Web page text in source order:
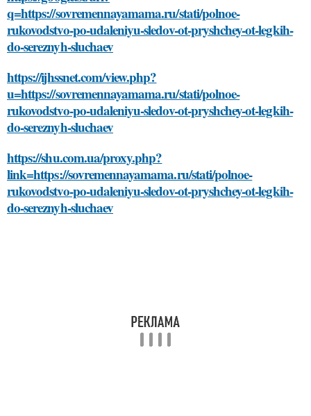
q=https://sovremennayamama.ru/stati/polnoe-
rukovodstvo-po-udaleniyu-sledov-ot-pryshchey-ot-legkih-
do-sereznyh-sluchaev
https://ijhssnet.com/view.php?
u=https://sovremennayamama.ru/stati/polnoe-
rukovodstvo-po-udaleniyu-sledov-ot-pryshchey-ot-legkih-
do-sereznyh-sluchaev
https://shu.com.ua/proxy.php?
link=https://sovremennayamama.ru/stati/polnoe-
rukovodstvo-po-udaleniyu-sledov-ot-pryshchey-ot-legkih-
do-sereznyh-sluchaev